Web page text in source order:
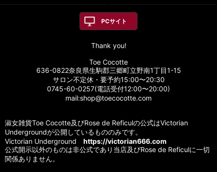
PCサイト
Thank you!
Toe Cocotte
636-0822奈良県生駒郡三郷町立野南1丁目1-15
サロン不定休・要予約15:00〜20:30
0745-60-0257(電話受付12:00〜20:00)
mail:shop@toecocotte.com
淑女雑貨Toe Cocotte及びRose de Reficulの公式はVictorian
Undergroundが公開しているもののみです。
Victorian Underground https://victorian666.com
公式開示以外のものは非公式であり当店及びRose de Reficulに一切
関係ありません。